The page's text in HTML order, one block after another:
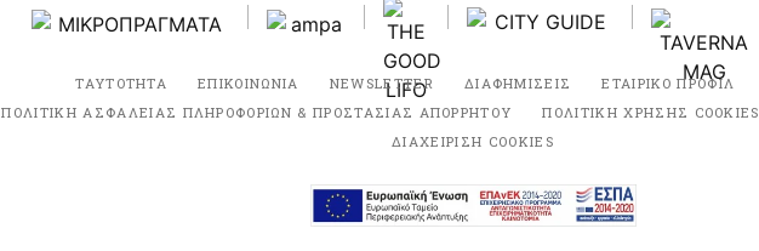
ΤΑΥΤΟΤΗΤΑ ΕΠΙΚΟΙΝΩΝΙΑ NEWSLETTER ΔΙΑΦΗΜΙΣΕΙΣ ΕΤΑΙΡΙΚΟ ΠΡΟΦΙΛ
ΠΟΛΙΤΙΚΗ ΑΣΦΑΛΕΙΑΣ ΠΛΗΡΟΦΟΡΙΩΝ & ΠΡΟΣΤΑΣΙΑΣ ΑΠΟΡΡΗΤΟΥ
ΠΟΛΙΤΙΚΗ ΧΡΗΣΗΣ COOKIES
ΔΙΑΧΕΙΡΙΣΗ COOKIES